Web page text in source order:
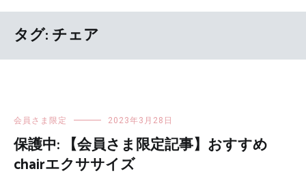
タグ:チェア
会員さま限定 2023年3月28日
保護中: 【会員さま限定記事】おすすめ
chairエクササイズ